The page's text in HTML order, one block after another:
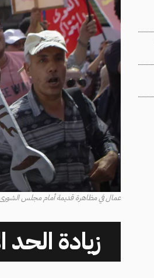
عمال في مظاهرة قديمة أمام مجلس الشورى-
زيادة